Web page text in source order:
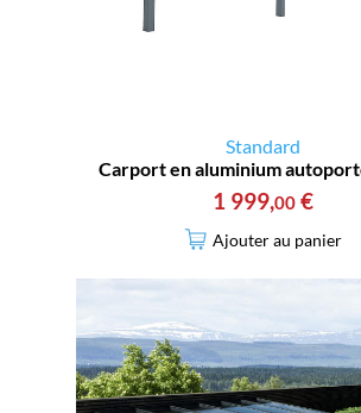
Standard
Carport en aluminium
1 999,00 €
Ajouter au panier